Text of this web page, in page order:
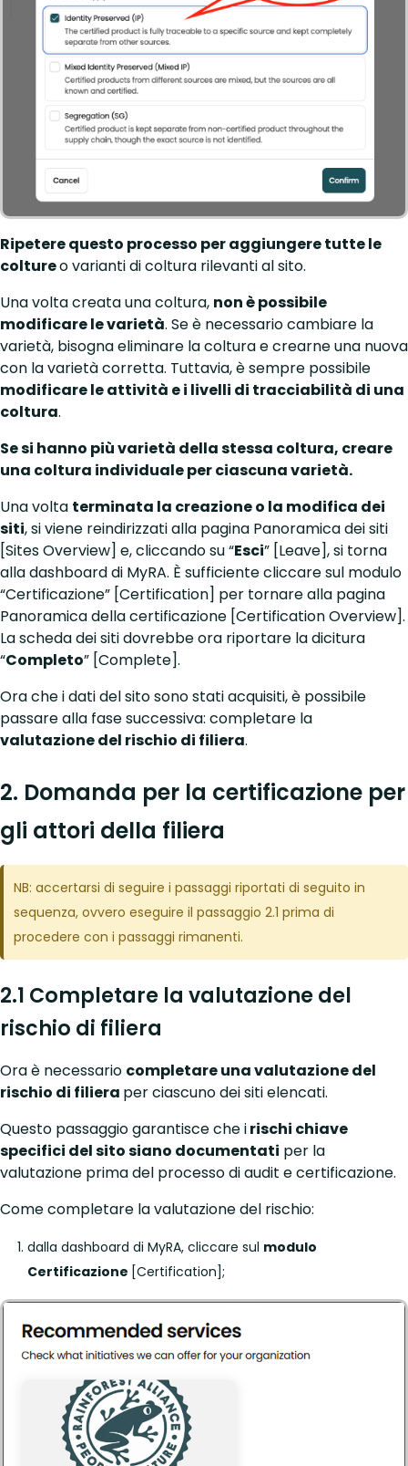
Ripetere questo processo per aggiungere tutte le
coltureo varianti di coltura rilevanti al sito.
Una volta creata una coltura, non è possibile
modificare le varietà. Se è necessario cambiare la
varietà, bisogna eliminare la coltura e crearne una nuova
con la varietà corretta. Tuttavia, è sempre possibile
modificare le attività e i livelli di tracciabilità di una
coltura.
Se si hanno più varietà della stessa coltura, creare
una coltura individuale per ciascuna varietà.
Una volta terminata la creazione o la modifica dei
siti, si viene reindirizzati alla pagina Panoramica dei siti
[Sites Overview] e, cliccando su “Esci” [Leave], si torna
alla dashboard di MyRA. È sufficiente cliccare sul modulo
“Certificazione” [Certification] per tornare alla pagina
Panoramica della certificazione [Certification Overview].
La scheda dei siti dovrebbe ora riportare la dicitura
“Completo” [Complete].
Ora che i dati del sito sono stati acquisiti, è possibile
passare alla fase successiva: completare la
valutazione del rischio di filiera.
2. Domanda per la certificazione per
gli attori della filiera
NB: accertarsi di seguire i passaggi riportati di seguito in
sequenza, ovvero eseguire il passaggio 2.1 prima di
procedere con i passaggi rimanenti.
2.1 Completare la valutazione del
rischio di filiera
Ora è necessario completare una valutazione del
rischio di filiera per ciascuno dei siti elencati.
Questo passaggio garantisce che irischi chiave
specifici del sito siano documentati per la
valutazione prima del processo di audit e certificazione.
Come completare la valutazione del rischio:
dalla dashboard di MyRA, cliccare sul modulo
Certificazione [Certification];